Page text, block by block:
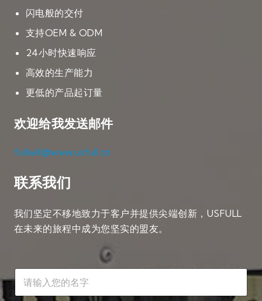
闪电般的交付
支持OEM & ODM
24小时快速响应
高效的生产能力
更低的产品起订量
欢迎给我发送邮件
fullwill@www.usfull.cn
联系我们
我们坚定不移地致力于客户并提供尖端创新，USFULL
在未来的旅程中成为您坚实的盟友。
名
字
*